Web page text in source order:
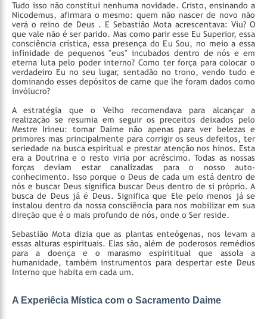
Tudo isso não constitui nenhuma novidade. Cristo, ensinando a
Nicodemus, afirmara o mesmo: quem não nascer de novo não
verá o reino de Deus . E Sebastião Mota acrescentava: Viu? O
que vale não é ser parido. Mas como parir esse Eu Superior, essa
consciência crística, essa presença do Eu Sou, no meio a essa
infinidade de pequenos "eus" incubados dentro de nós e em
eterna luta pelo poder interno? Como ter força para colocar o
verdadeiro Eu no seu lugar, sentadão no trono, vendo tudo e
dominando esses depósitos de carne que lhe foram dados como
invólucro?
A estratégia que o Velho recomendava para alcançar a
realização se resumia em seguir os preceitos deixados pelo
Mestre Irineu: tomar Daime não apenas para ver belezas e
primores mas principalmente para corrigir os seus defeitos, ter
seriedade na busca espiritual e prestar atenção nos hinos. Esta
era a Doutrina e o resto viria por acréscimo. Todas as nossas
forças deviam estar canalizadas para o nosso auto-
conhecimento. Isso porque o Deus de cada um está dentro de
nós e buscar Deus significa buscar Deus dentro de si próprio. A
busca de Deus já é Deus. Significa que Ele pelo menos já se
instalou dentro da nossa consciência para nos mobilizar em sua
direção que é o mais profundo de nós, onde o Ser reside.
Sebastião Mota dizia que as plantas enteógenas, nos levam a
essas alturas espirituais. Elas são, além de poderosos remédios
para a doença e o marasmo espirititual que assola a
humanidade, também instrumentos para despertar este Deus
Interno que habita em cada um.
A Experiêcia Mística com o Sacramento Daime